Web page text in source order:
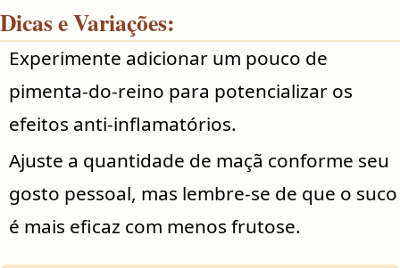
Dicas e Variações:
Experimente adicionar um pouco de
pimenta-do-reino para potencializar os
efeitos anti-inflamatórios.
Ajuste a quantidade de maçã conforme seu
gosto pessoal, mas lembre-se de que o suco
é mais eficaz com menos frutose.